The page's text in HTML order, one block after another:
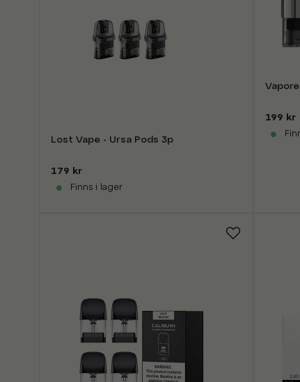
Lost Vape - Ursa Pods 3p
179 kr
Finns i lager
199 kr